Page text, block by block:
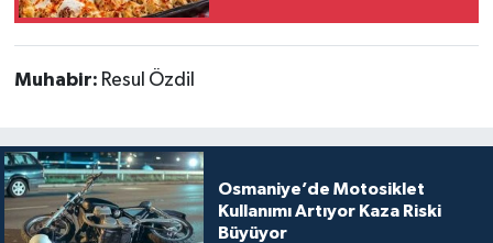
Muhabir: Resul Özdil
Osmaniye’de Motosiklet
Kullanımı Artıyor Kaza Riski
Büyüyor